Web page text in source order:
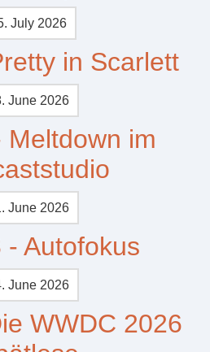
July 2026
in Scarlett
June 2026
Meltdown im
June 2026
- Autofokus
June 2026
WWDC 2026